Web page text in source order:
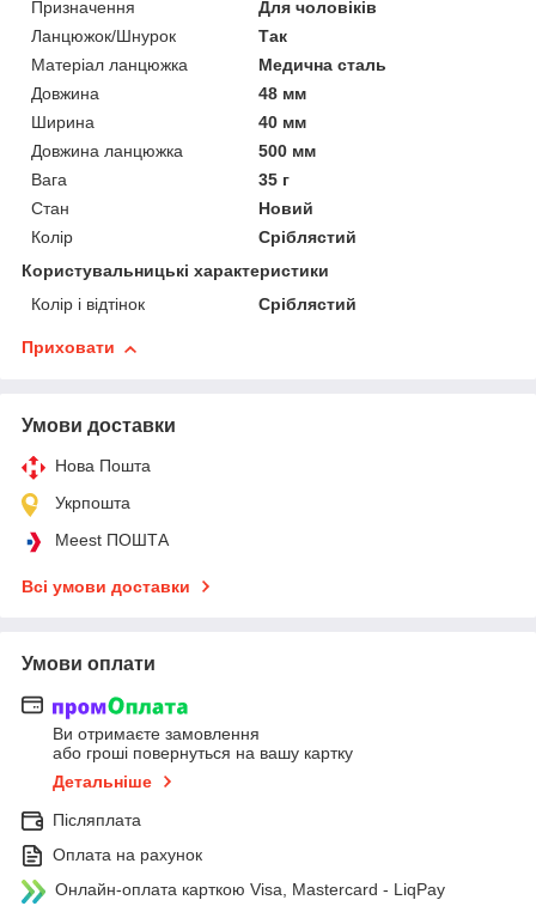
Призначення
Для чоловіків
Ланцюжок/Шнурок
Так
Матеріал ланцюжка
Медична сталь
Довжина
48 мм
Ширина
40 мм
Довжина ланцюжка
500 мм
Вага
35 г
Стан
Новий
Колір
Сріблястий
Користувальницькі характеристики
Колір і відтінок
Сріблястий
Приховати
Умови доставки
Нова Пошта
Укрпошта
Meest ПОШТА
Всі умови доставки
Умови оплати
Ви отримаєте замовлення
або гроші повернуться на вашу картку
Детальніше
Післяплата
Оплата на рахунок
Онлайн-оплата карткою Visa, Mastercard - LiqPay